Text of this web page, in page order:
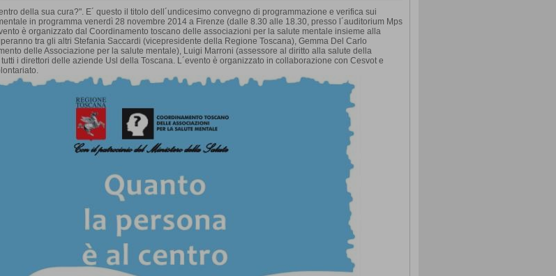
della sua cura?". E´ questo il titolo dell´undicesimo convegno di programmazione e verifica sui
in programma venerdì 28 novembre 2014 a Firenze (dalle 8.30 alle 18.30, presso l´auditorium Mps
è organizzato dal Coordinamento toscano delle associazioni per la salute mentale insieme alla
tra gli altri Stefania Saccardi (vicepresidente della Regione Toscana), Gemma Del Carlo
delle Associazione per la salute mentale), Luigi Marroni (assessore al diritto alla salute della
i direttori delle aziende Usl della Toscana. L´evento è organizzato in collaborazione con Cesvot e